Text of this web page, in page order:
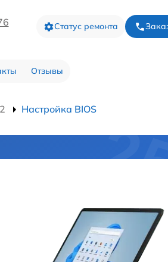
Статус ремонта
Отзывы
Настройка BIOS